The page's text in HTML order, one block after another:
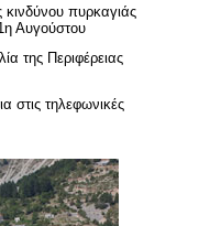
πυρκαγιάς
Αυγούστου
της Περιφέρειας
στις τηλεφωνικές